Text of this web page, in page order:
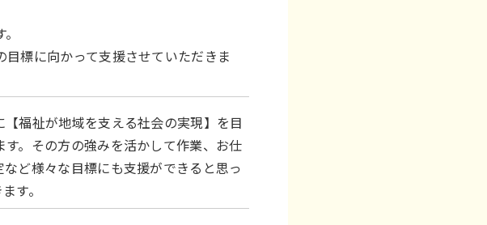
標に向かって支援させていただきま
福祉が地域を支える社会の実現】を目
。その方の強みを活かして作業、お仕
ど様々な目標にも支援ができると思っ
す。